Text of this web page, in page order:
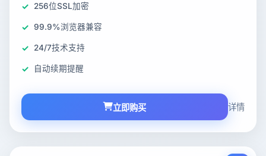
256位SSL加密
99.9%浏览器兼容
24/7技术支持
自动续期提醒
立即购买 详情